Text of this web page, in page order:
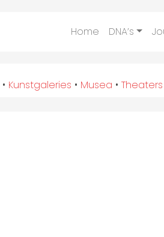
Home DNA’s
• Kunstgaleries • Musea • Theaters